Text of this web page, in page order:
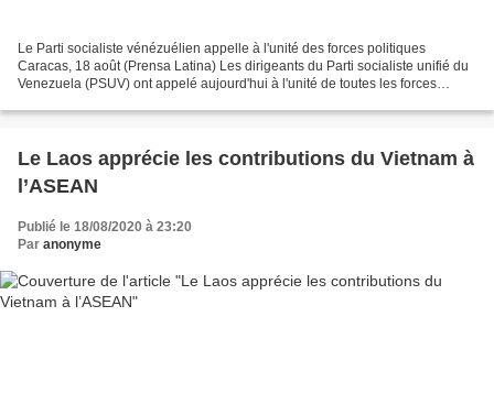
Le Parti socialiste vénézuélien appelle à l'unité des forces politiques
Caracas, 18 août (Prensa Latina) Les dirigeants du Parti socialiste unifié du
Venezuela (PSUV) ont appelé aujourd'hui à l'unité de toutes les forces
Le Laos apprécie les contributions du Vietnam à
l’ASEAN
Publié le 18/08/2020 à 23:20
Par anonyme